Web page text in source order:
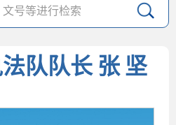
队队长 张 坚